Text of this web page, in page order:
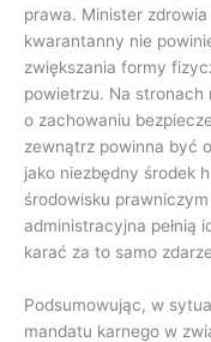
prawa. Minister
kwarantanny nie
zwiększania formy
powietrzu. Na
o zachowaniu
zewnątrz powinna być
jako niezbędny środek
środowisku
administracyjna pełnią
karać za to samo
Podsumowując, w
mandatu karnego w